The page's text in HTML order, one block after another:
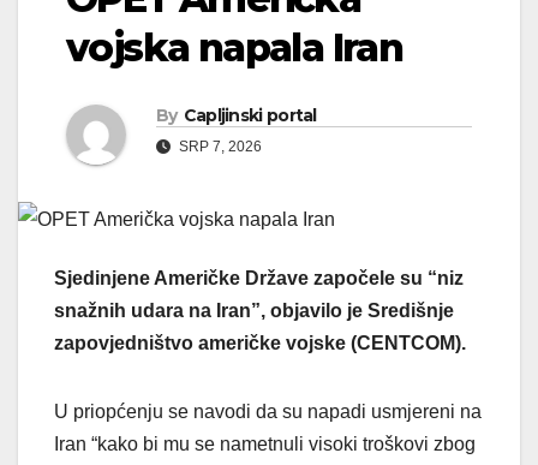
vojska napala Iran
By Capljinski portal
SRP 7, 2026
Sjedinjene Američke Države započele su “niz
snažnih udara na Iran”, objavilo je Središnje
zapovjedništvo američke vojske (CENTCOM).
U priopćenju se navodi da su napadi usmjereni na
Iran “kako bi mu se nametnuli visoki troškovi zbog